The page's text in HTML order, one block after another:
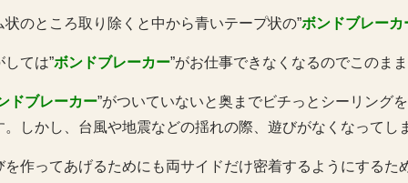
状のところ取り除くと中から青いテープ状の”ボンドブレーカ
しては”ボンドブレーカー”がお仕事できなくなるのでこのま
ドブレーカー”がついていないと奥までビチっとシーリング
。しかし、台風や地震などの揺れの際、遊びがなくなってし
を作ってあげるためにも両サイドだけ密着するようにするた